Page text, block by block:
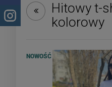
Hitowy t-
kolorowy
NOWOŚĆ